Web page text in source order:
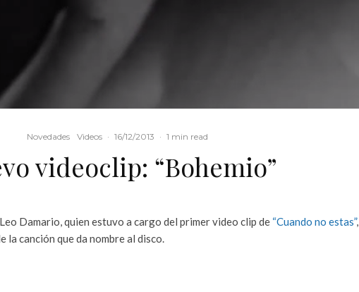
Novedades Videos · 16/12/2013 · 1 min read
videoclip: “Bohemio”
Damario, quien estuvo a cargo del primer video clip de “Cuando no estas”,
la canción que da nombre al disco.